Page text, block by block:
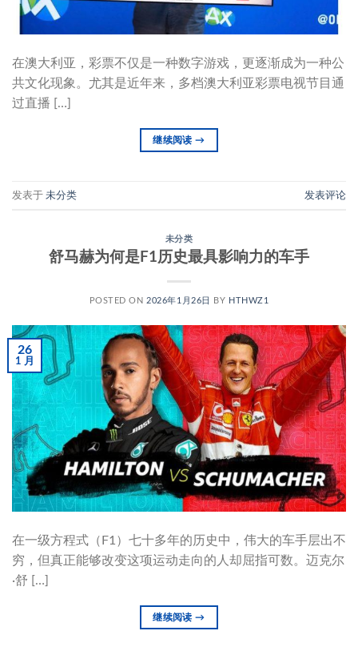
在澳大利亚，彩票不仅是一种数字游戏，更逐渐成为一种公
共文化现象。尤其是近年来，多档澳大利亚彩票电视节目通
过直播 […]
继续阅读→
发表于 未分类 发表评论
未分类
舒马赫为何是F1历史最具影响力的车手
POSTED ON 2026年1月26日 BY HTHWZ1
26
1 月
在一级方程式（F1）七十多年的历史中，伟大的车手层出不
穷，但真正能够改变这项运动走向的人却屈指可数。迈克尔
·舒 […]
继续阅读→